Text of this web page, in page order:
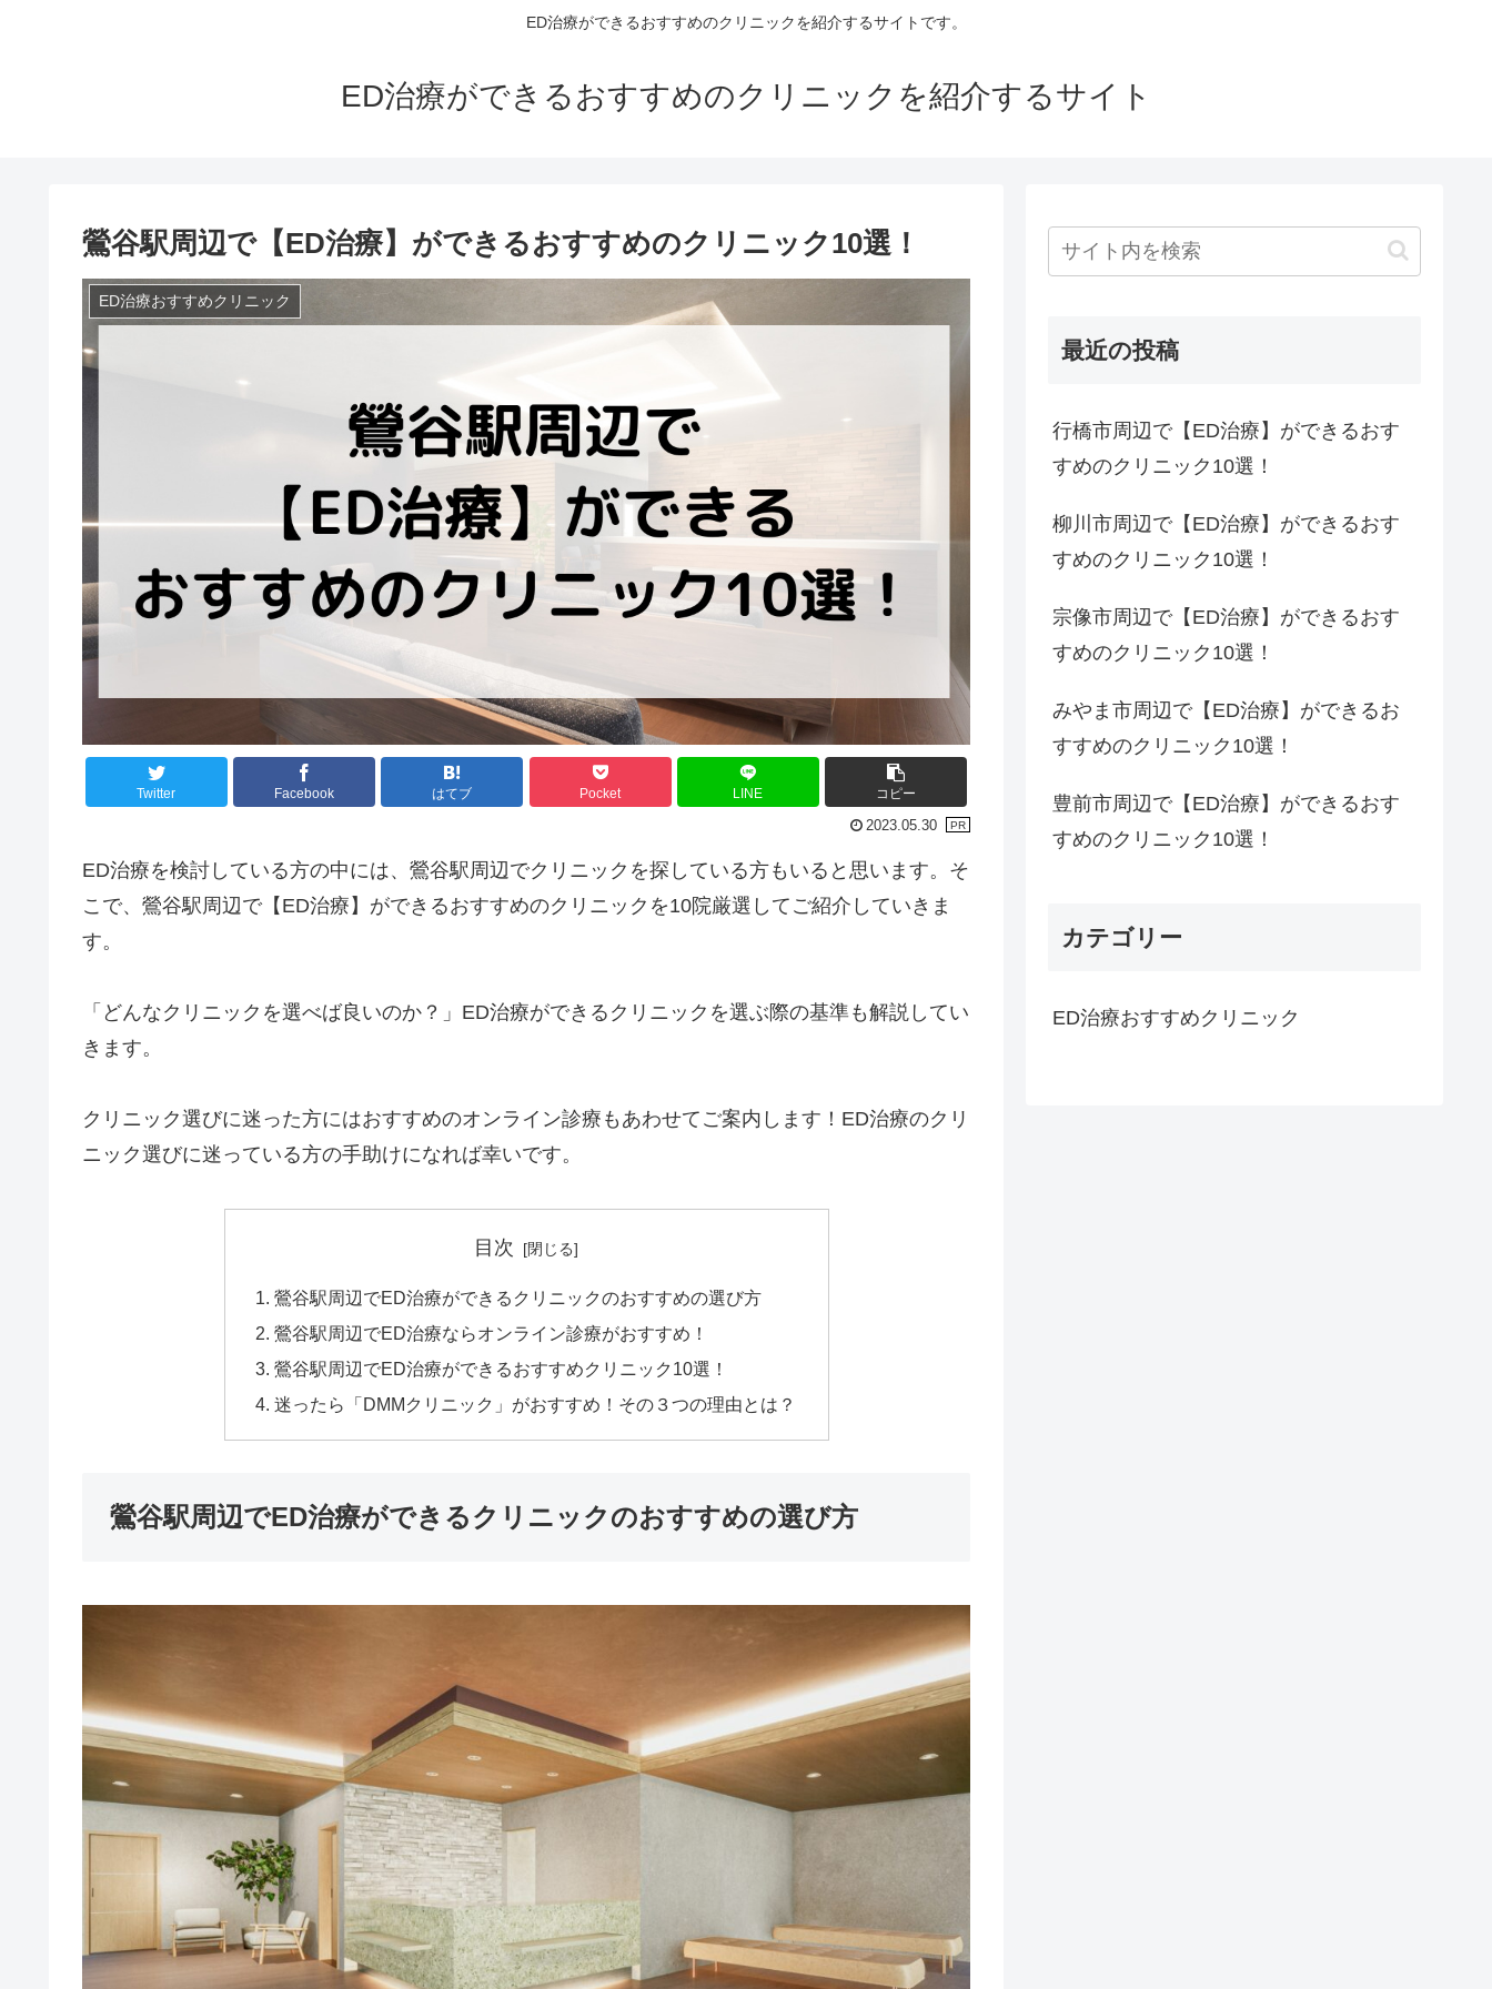
ED治療ができるおすすめのクリニックを紹介するサイトです。
ED治療ができるおすすめのクリニックを紹介するサイト
鶯谷駅周辺で【ED治療】ができるおすすめのクリニック10選！
ED治療おすすめクリニック
Twitter Facebook はてブ Pocket LINE コピー
2023.05.30
ED治療を検討している方の中には、鶯谷駅周辺でクリニックを探している方もいると思います。そ
こで、鶯谷駅周辺で【ED治療】ができるおすすめのクリニックを10院厳選してご紹介していきま
す。
「どんなクリニックを選べば良いのか？」ED治療ができるクリニックを選ぶ際の基準も解説してい
きます。
クリニック選びに迷った方にはおすすめのオンライン診療もあわせてご案内します！ED治療のクリ
ニック選びに迷っている方の手助けになれば幸いです。
目次
鶯谷駅周辺でED治療ができるクリニックのおすすめの選び方
鶯谷駅周辺でED治療ならオンライン診療がおすすめ！
鶯谷駅周辺でED治療ができるおすすめクリニック10選！
迷ったら「DMMクリニック」がおすすめ！その３つの理由とは？
鶯谷駅周辺でED治療ができるクリニックのおすすめの選び方
最近の投稿
行橋市周辺で【ED治療】ができるおす
すめのクリニック10選！
柳川市周辺で【ED治療】ができるおす
すめのクリニック10選！
宗像市周辺で【ED治療】ができるおす
すめのクリニック10選！
みやま市周辺で【ED治療】ができるお
すすめのクリニック10選！
豊前市周辺で【ED治療】ができるおす
すめのクリニック10選！
カテゴリー
ED治療おすすめクリニック